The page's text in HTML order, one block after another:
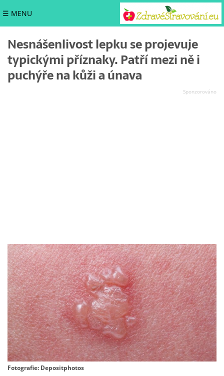
☰ MENU
Nesnášenlivost lepku se projevuje
typickými příznaky. Patří mezi ně i
puchýře na kůži a únava
Fotografie: Depositphotos